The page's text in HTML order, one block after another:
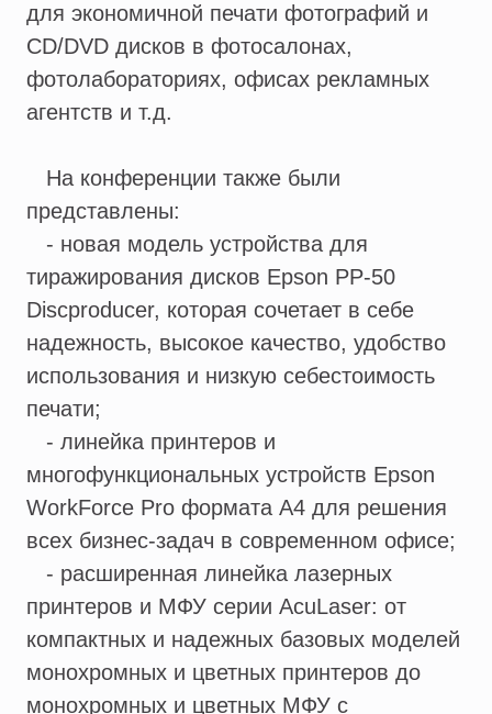
для экономичной печати фотографий и
СD/DVD дисков в фотосалонах,
фотолабораториях, офисах рекламных
агентств и т.д.
На конференции также были
представлены:
- новая модель устройства для
тиражирования дисков Epson PP-50
Discproducer, которая сочетает в себе
надежность, высокое качество, удобство
использования и низкую себестоимость
печати;
- линейка принтеров и
многофункциональных устройств Epson
WorkForce Pro формата А4 для решения
всех бизнес-задач в современном офисе;
- расширенная линейка лазерных
принтеров и МФУ серии AcuLaser: от
компактных и надежных базовых моделей
монохромных и цветных принтеров до
монохромных и цветных МФУ с